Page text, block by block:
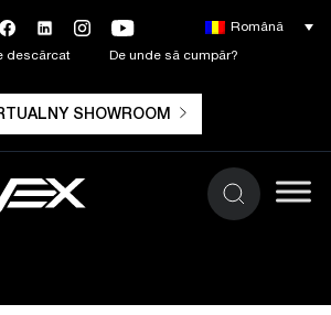
descărcat
De unde să cumpăr?
SHOWROOM
Română